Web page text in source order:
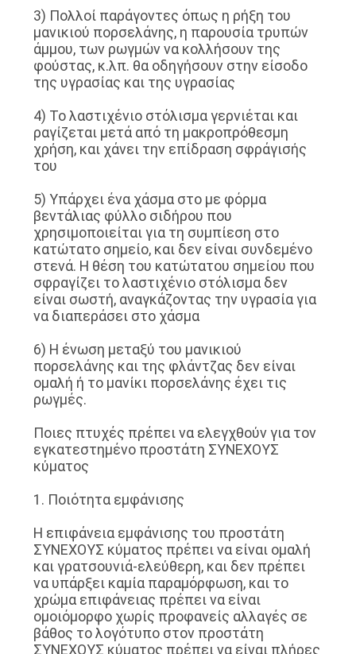
PRIVACY
POLICY
3) Πολλοί παράγοντες όπως η ρήξη του
μανικιού πορσελάνης, η παρουσία τρυπών
άμμου, των ρωγμών να κολλήσουν της
φούστας, κ.λπ. θα οδηγήσουν στην είσοδο
της υγρασίας και της υγρασίας
4) Το λαστιχένιο στόλισμα γερνιέται και
ραγίζεται μετά από τη μακροπρόθεσμη
χρήση, και χάνει την επίδραση σφράγισής
του
5) Υπάρχει ένα χάσμα στο με φόρμα
βεντάλιας φύλλο σιδήρου που
χρησιμοποιείται για τη συμπίεση στο
κατώτατο σημείο, και δεν είναι συνδεμένο
στενά. Η θέση του κατώτατου σημείου που
σφραγίζει το λαστιχένιο στόλισμα δεν
είναι σωστή, αναγκάζοντας την υγρασία για
να διαπεράσει στο χάσμα
6) Η ένωση μεταξύ του μανικιού
πορσελάνης και της φλάντζας δεν είναι
ομαλή ή το μανίκι πορσελάνης έχει τις
ρωγμές.
Ποιες πτυχές πρέπει να ελεγχθούν για τον
εγκατεστημένο προστάτη ΣΥΝΕΧΟΥΣ
κύματος
1. Ποιότητα εμφάνισης
Η επιφάνεια εμφάνισης του προστάτη
ΣΥΝΕΧΟΥΣ κύματος πρέπει να είναι ομαλή
και γρατσουνιά-ελεύθερη, και δεν πρέπει
να υπάρξει καμία παραμόρφωση, και το
χρώμα επιφάνειας πρέπει να είναι
ομοιόμορφο χωρίς προφανείς αλλαγές σε
βάθος το λογότυπο στον προστάτη
ΣΥΝΕΧΟΥΣ κύματος πρέπει να είναι πλήρες